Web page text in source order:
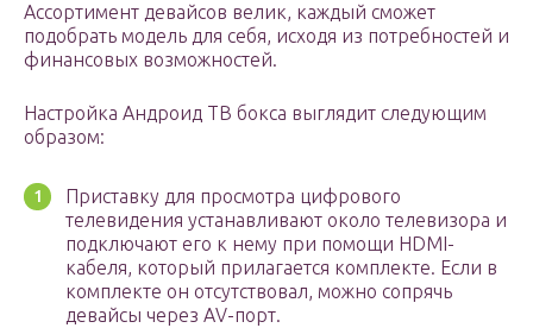
Ассортимент девайсов велик, каждый сможет
подобрать модель для себя, исходя из потребностей и
финансовых возможностей.
Настройка Андроид ТВ бокса выглядит следующим
образом:
Приставку для просмотра цифрового
телевидения устанавливают около телевизора и
подключают его к нему при помощи HDMI-
кабеля, который прилагается комплекте. Если в
комплекте он отсутствовал, можно сопрячь
девайсы через АV-порт.